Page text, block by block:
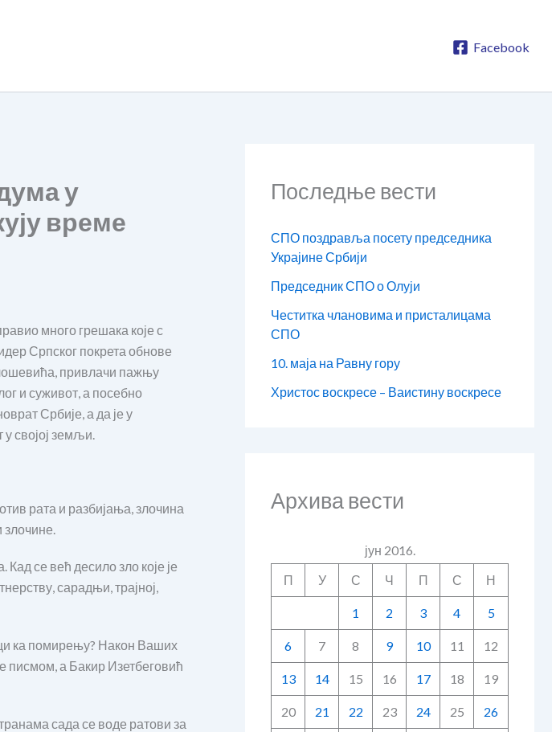
Facebook
у
време
много грешака које с
Српског покрета обнове
привлачи пажњу
и суживот, а посебно
Србије, а да је у
својој земљи.
рата и разбијања, злочина
се већ десило зло које је
сарадњи, трајној,
ка помирењу? Након Ваших
писмом, а Бакир Изетбеговић
сада се воде ратови за
Последње вести
СПО поздравља посету председника
Украјине Србији
Председник СПО о Олуји
Честитка члановима и присталицама
СПО
10. маја на Равну гору
Христос воскресе – Ваистину воскресе
Архива вести
јун 2016.
П
У С Ч П С Н
1 2 3 4 5
6 7 8 9 10 11 12
13 14 15 16 17 18 19
20 21 22 23 24 25 26